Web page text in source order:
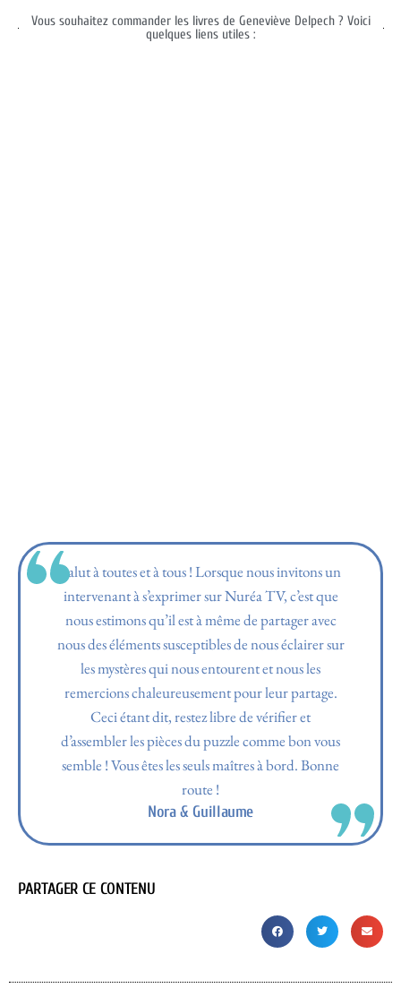
Vous souhaitez commander les livres de Geneviève Delpech ? Voici
quelques liens utiles :
Salut à toutes et à tous ! Lorsque nous invitons un
intervenant à s’exprimer sur Nuréa TV, c’est que
nous estimons qu’il est à même de partager avec
nous des éléments susceptibles de nous éclairer sur
les mystères qui nous entourent et nous les
remercions chaleureusement pour leur partage.
Ceci étant dit, restez libre de vérifier et
d’assembler les pièces du puzzle comme bon vous
semble ! Vous êtes les seuls maîtres à bord. Bonne
route !
Nora & Guillaume
PARTAGER CE CONTENU